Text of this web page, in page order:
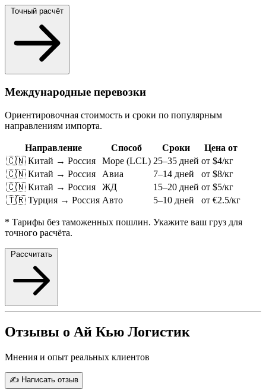
Точный расчёт
Международные перевозки
Ориентировочная стоимость и сроки по популярным
направлениям импорта.
Направление Способ Сроки
Цена от
🇨🇳 Китай → Россия
Море (LCL) 25–35 дней от $4/кг
🇨🇳 Китай → Россия
Авиа 7–14 дней
от $8/кг
🇨🇳 Китай → Россия
ЖД 15–20 дней от $5/кг
🇹🇷 Турция → Россия Авто 5–10 дней от €2.5/кг
* Тарифы без таможенных пошлин. Укажите ваш груз для
точного расчёта.
Рассчитать
Отзывы о Ай Кью Логистик
Мнения и опыт реальных клиентов
✍️ Написать отзыв